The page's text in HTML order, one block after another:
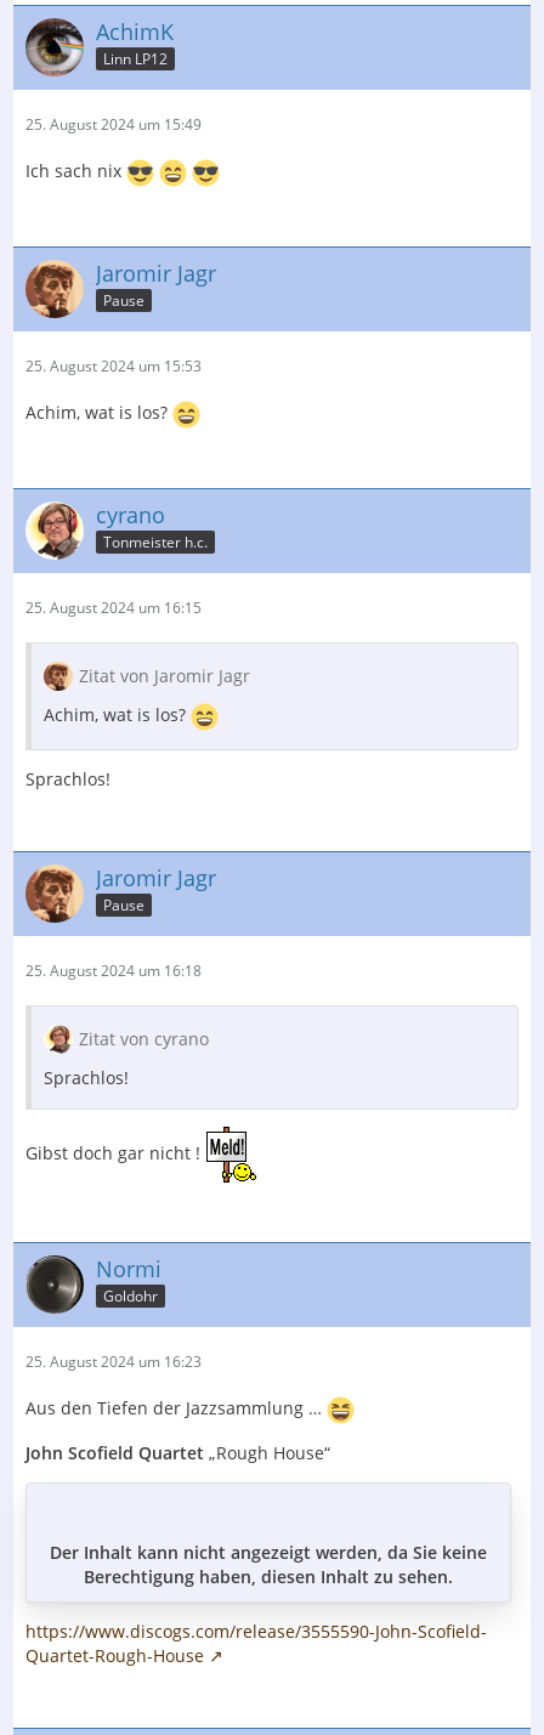
AchimK
Linn LP12
25. August 2024 um 15:49
Ich sach nix
Jaromir Jagr
Pause
25. August 2024 um 15:53
Achim, wat is los?
cyrano
Tonmeister h.c.
25. August 2024 um 16:15
Zitat von Jaromir Jagr
Achim, wat is los?
Sprachlos!
Jaromir Jagr
Pause
25. August 2024 um 16:18
Zitat von cyrano
Sprachlos!
Gibst doch gar nicht !
Normi
Goldohr
25. August 2024 um 16:23
Aus den Tiefen der Jazzsammlung …
John Scofield Quartet „Rough House“
Der Inhalt kann nicht angezeigt werden, da Sie keine
Berechtigung haben, diesen Inhalt zu sehen.
https://www.discogs.com/release/3555590-John-Scofield-
Quartet-Rough-House